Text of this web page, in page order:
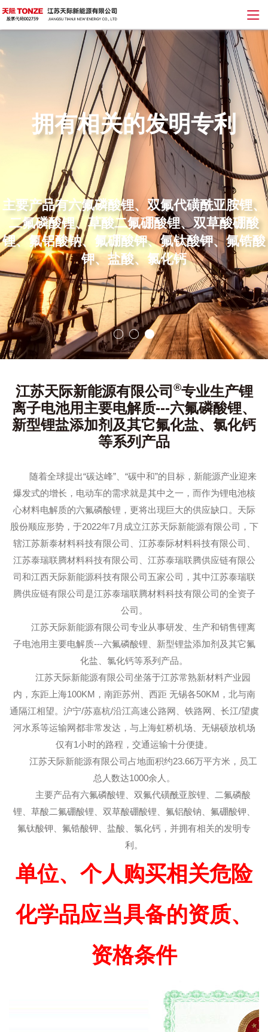
江苏天际新能源有限公司 ®专业生产锂
离子电池用主要电解质---六氟磷酸锂、
新型锂盐添加剂及其它氟化盐、氯化钙
等系列产品
随着全球提出“碳达峰”、“碳中和”的目标，新能源产业迎来
爆发式的增长，电动车的需求就是其中之一，而作为锂电池核
心材料电解质的六氟磷酸锂，更将出现巨大的供应缺口。天际
股份顺应形势，于2022年7月成立江苏天际新能源有限公司，下
辖江苏新泰材料科技有限公司、江苏泰际材料科技有限公司、
江苏泰瑞联腾材料科技有限公司、江苏泰瑞联腾供应链有限公
司和江西天际新能源科技有限公司五家公司，其中江苏泰瑞联
腾供应链有限公司是江苏泰瑞联腾材料科技有限公司的全资子
公司。
江苏天际新能源有限公司专业从事研发、生产和销售锂离
子电池用主要电解质---六氟磷酸锂、新型锂盐添加剂及其它氟
化盐、氯化钙等系列产品。
江苏天际新能源有限公司坐落于江苏常熟新材料产业园
内，东距上海100KM，南距苏州、西距 无锡各50KM，北与南
通隔江相望。沪宁/苏嘉杭/沿江高速公路网、铁路网、长江/望虞
河水系等运输网都非常发达，与上海虹桥机场、无锡硕放机场
仅有1小时的路程，交通运输十分便捷。
江苏天际新能源有限公司占地面积约23.66万平方米，员工
总人数达1000余人。
主要产品有六氟磷酸锂、双氟代磺酰亚胺锂、二氟磷酸
锂、草酸二氟硼酸锂、双草酸硼酸锂、氟铝酸钠、氟硼酸钾、
氟钛酸钾、氟锆酸钾、盐酸、氯化钙，并拥有相关的发明专
利。
单位、个人购买相关危险
化学品应当具备的资质、
资格条件